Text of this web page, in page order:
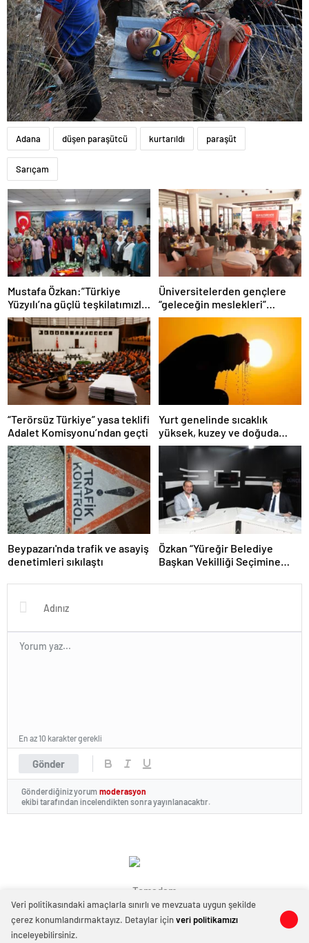
0 0
Adana düşen paraşütcü kurtarıldı paraşüt
Sarıçam
Mustafa Özkan:”Türkiye
Yüzyılı’na güçlü teşkilatımızla
yürüyoruz”
Üniversitelerden gençlere
“geleceğin meslekleri”
rehberliği
“Terörsüz Türkiye” yasa teklifi
Adalet Komisyonu’ndan geçti
Yurt genelinde sıcaklık
yüksek, kuzey ve doğuda
yağış görülecek
Beypazarı'nda trafik ve asayiş
denetimleri sıkılaştı
Özkan “Yüreğir Belediye
Başkan Vekilliği Seçimine
Başlatıldı”
Gönder
En az 10 karakter gerekli
Gönderdiğiniz yorum moderasyon
ekibi tarafından incelendikten sonra yayınlanacaktır.
Temadam
Veri politikasındaki amaçlarla sınırlı ve mevzuata uygun şekilde
çerez konumlandırmaktayız. Detaylar içinveri politikamızı
inceleyebilirsiniz.